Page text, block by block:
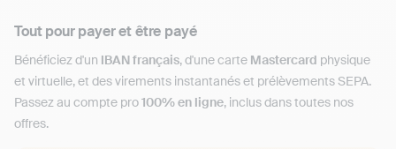
Tout pour payer et être payé
Bénéficiez d'un IBAN français, d'une carte Mastercard physique
et virtuelle, et des virements instantanés et prélèvements SEPA.
Passez au compte pro100% en ligne, inclus dans toutes nos
offres.